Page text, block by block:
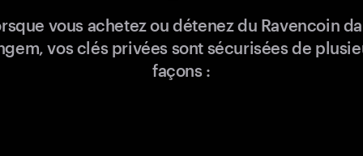
vous achetez ou détenez du Ravencoin
vos clés privées sont sécurisées de
façons :